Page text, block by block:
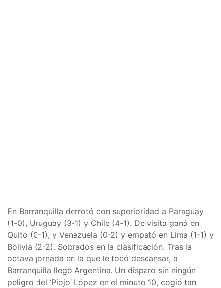
En Barranquilla derrotó con superioridad a Paraguay
(1-0), Uruguay (3-1) y Chile (4-1). De visita ganó en
Quito (0-1), y Venezuela (0-2) y empató en Lima (1-1) y
Bolivia (2-2). Sobrados en la clasificación. Tras la
octava jornada en la que le tocó descansar, a
Barranquilla llegó Argentina. Un disparo sin ningún
peligro del ‘Piojo’ López en el minuto 10, cogió tan